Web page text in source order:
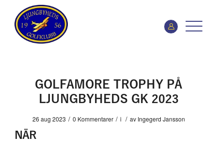
GOLFAMORE TROPHY PÅ
LJUNGBYHEDS GK 2023
26 aug 2023 / 0 Kommentarer / i / av Ingegerd Jansson
NÄR